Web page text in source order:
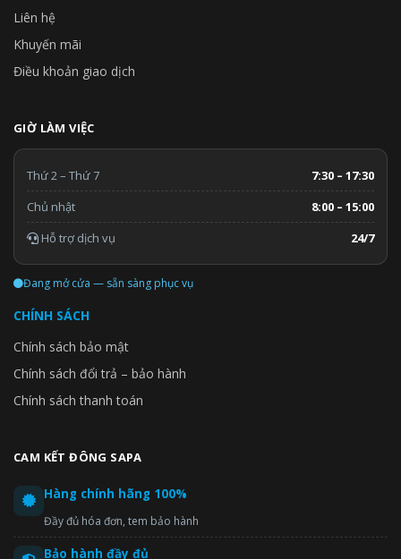
Liên hệ
Khuyến mãi
Điều khoản giao dịch
GIỜ LÀM VIỆC
Thứ 2 – Thứ 7
7:30 – 17:30
Chủ nhật
8:00 – 15:00
Hỗ trợ dịch vụ
24/7
Đang mở cửa — sẵn sàng phục vụ
CHÍNH SÁCH
Chính sách bảo mật
Chính sách đổi trả – bảo hành
Chính sách thanh toán
CAM KẾT ĐÔNG SAPA
Hàng chính hãng 100%
Đầy đủ hóa đơn, tem bảo hành
Bảo hành đầy đủ